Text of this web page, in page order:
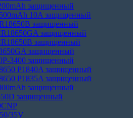
защищенный
10A защищенный
защищенный
защищенный
защищенный
защищенный
3400 защищенный
P1840A защищенный
P1835A защищенный
защищенный
защищенный
35V